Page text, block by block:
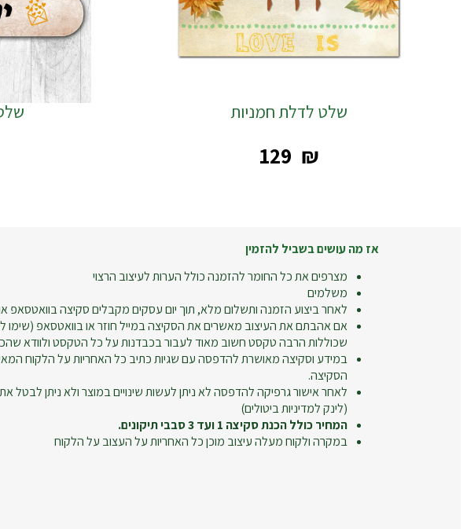
שלט לדלת חמניות
‎129 ₪
אז מה עושים בשביל להזמין
מצרפים את כל החומר להזמנה כולל הערות לעיצוב הרצוי
משלמים
לאחר ביצוע הזמנה ותשלום מלא, תוך יום עסקים מקבלים סקיצה בוואטסאפ או
אם אהבתם את העיצוב מאשרים את הסקיצה במייל חוזר או בוואטסאפ (שימו
שכוללות הרבה טקסט חשוב מאוד לעבור בכבדנות על כל הטקסט ולוודא
במידע וסקיצה מאושרת להדפסה עם שגיות כתיב כל האחריות על הלקוח
הסקיצה.
לאחר אישור גרפיקה להדפסה לא ניתן לעשות שינויים במוצר ולא ניתן לבטל
(לינק למדיניות ביטולים)
המחיר כולל הכנת סקיצה 1 ועד 3 סבבי תיקונים.
במקרה ולקוח מעלה עיצוב מוכן כל האחריות על העצוב על הלקוח